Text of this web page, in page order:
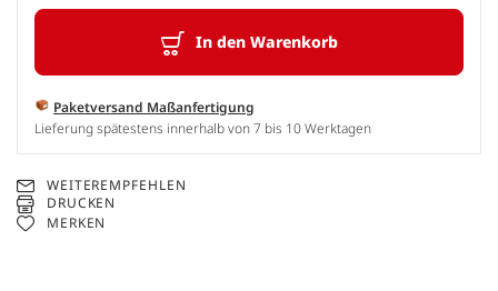
In den Warenkorb
Paketversand Maßanfertigung
Lieferung spätestens innerhalb von 7 bis 10 Werktagen
WEITEREMPFEHLEN
DRUCKEN
MERKEN